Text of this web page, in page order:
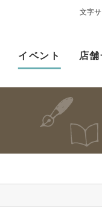
文字
イベント 店